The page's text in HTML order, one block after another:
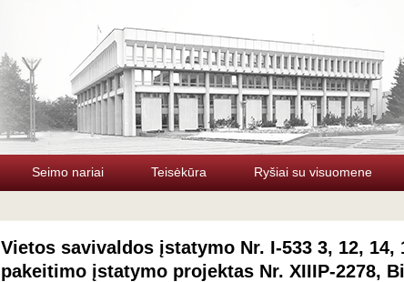
Seimo nariai Teisėkūra Ryšiai su visuomene
Vietos savivaldos įstatymo Nr. I-533 3, 12, 14,
pakeitimo įstatymo projektas Nr. XIIIP-2278,